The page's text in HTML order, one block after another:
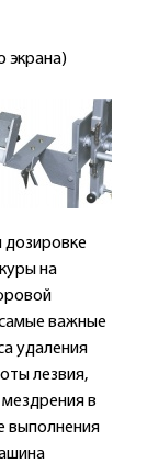
экрана)
дозировке
на
важные
удаления
лезвия,
в
выполнения